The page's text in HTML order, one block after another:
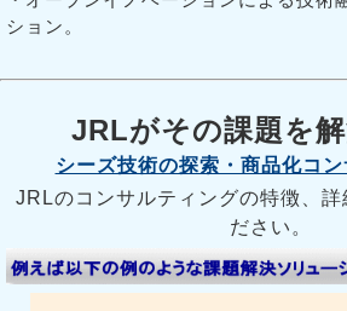
ション。
JRLがその課題を
シーズ技術の探索・商品化コン
JRLのコンサルティングの特徴、詳
ださい。